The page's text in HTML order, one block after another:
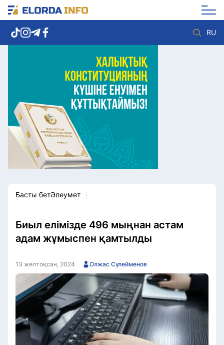
RU
Елорда жаңалықтары
Көзқарас
Саясат
Видео
Әлеумет
Экономика
Спорт
Мәдениет
Басты бетӘлеумет
Биыл елімізде 496 мыңнан астам
адам жұмыспен қамтылды
13 желтоқсан, 2024 Олжас Сүлейменов